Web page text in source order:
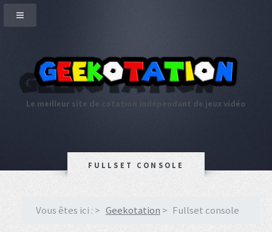
Le meilleur site de cotation indépendant de jeux vidéo
FULLSET CONSOLE
Vous êtes ici : Geekotation Fullset console